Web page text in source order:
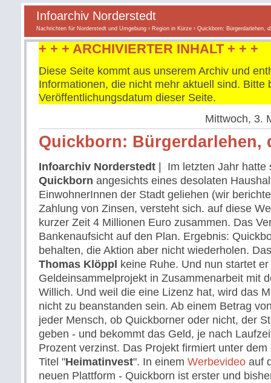
Infoarchiv Norderstedt
Nachrichten für Norderstedt und Umgebung › Region in Kürze › Quickborn: Bürgerdarlehen,
+ + + ARCHIVIERTER INHALT + + +
Diese Seite kommt aus unserem Archiv und
Informationen, die nicht mehr aktuell sind. Bitte
Veröffentlichungsdatum dieser Seite.
Mittwoch, 3.
Quickborn: Bürgerdarlehen,
Infoarchiv Norderstedt | Im letzten Jahr hatte
Quickborn angesichts eines desolaten
EinwohnerInnen der Stadt geliehen (wir
Zahlung von Zinsen, versteht sich. auf diese
kurzer Zeit 4 Millionen Euro zusammen. Das
Bankenaufsicht auf den Plan. Ergebnis:
behalten, die Aktion aber nicht wiederholen.
Thomas Klöppl keine Ruhe. Und nun startet
Geldeinsammelprojekt in Zusammenarbeit mit
Willich. Und weil die eine Lizenz hat, wird das
nicht zu beanstanden sein. Ab einem Betrag
jeder Mensch, ob Quickborner oder nicht, der
geben - und bekommt das Geld, je nach
Prozent verzinst. Das Projekt firmiert unter
Titel "Heimatinvest". In einem Werbevideo auf
neuen Plattform - Quickborn ist erster und